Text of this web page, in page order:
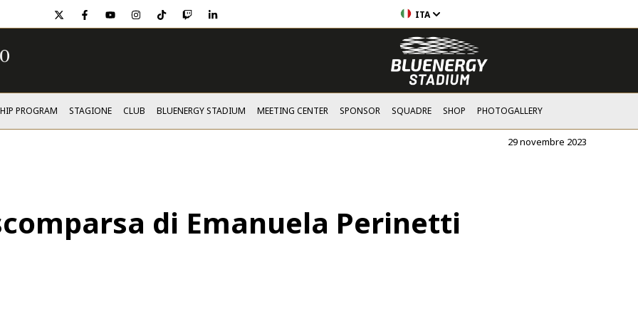
twitter facebook
youtubeinstagram
tiktoktwitchlinkedin ITA
PROGRAM STAGIONE CLUB BLUENERGY STADIUM MEETING CENTER SPONSOR SQUADRE SHOP PHOTOGALLERY
29 novembre 2023
di Emanuela Perinetti